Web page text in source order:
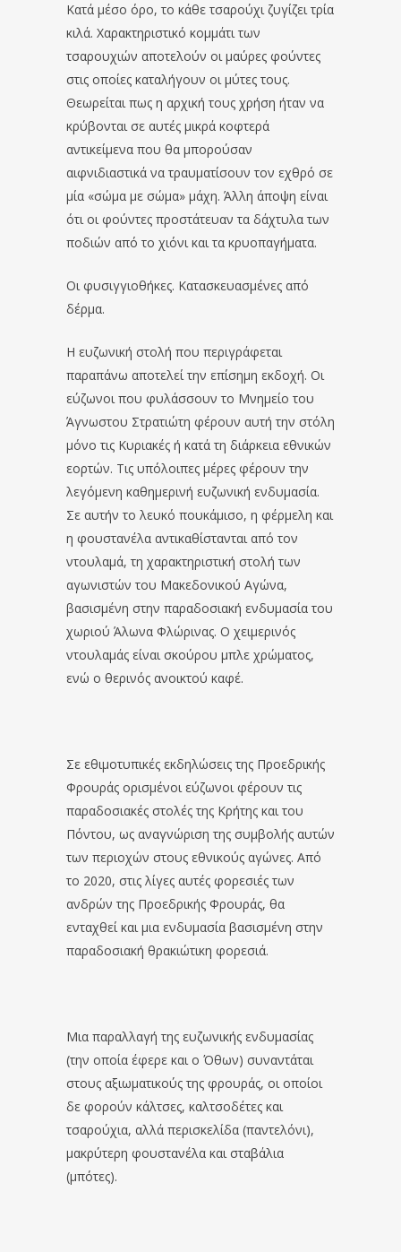
Κατά μέσο όρο, το κάθε τσαρούχι ζυγίζει τρία
κιλά. Χαρακτηριστικό κομμάτι των
τσαρουχιών αποτελούν οι μαύρες φούντες
στις οποίες καταλήγουν οι μύτες τους.
Θεωρείται πως η αρχική τους χρήση ήταν να
κρύβονται σε αυτές μικρά κοφτερά
αντικείμενα που θα μπορούσαν
αιφνιδιαστικά να τραυματίσουν τον εχθρό σε
μία «σώμα με σώμα» μάχη. Άλλη άποψη είναι
ότι οι φούντες προστάτευαν τα δάχτυλα των
ποδιών από το χιόνι και τα κρυοπαγήματα.
Οι φυσιγγιοθήκες. Κατασκευασμένες από
δέρμα.
Η ευζωνική στολή που περιγράφεται
παραπάνω αποτελεί την επίσημη εκδοχή. Οι
εύζωνοι που φυλάσσουν το Μνημείο του
Άγνωστου Στρατιώτη φέρουν αυτή την στόλη
μόνο τις Κυριακές ή κατά τη διάρκεια εθνικών
εορτών. Τις υπόλοιπες μέρες φέρουν την
λεγόμενη καθημερινή ευζωνική ενδυμασία.
Σε αυτήν το λευκό πουκάμισο, η φέρμελη και
η φουστανέλα αντικαθίστανται από τον
ντουλαμά, τη χαρακτηριστική στολή των
αγωνιστών του Μακεδονικού Αγώνα,
βασισμένη στην παραδοσιακή ενδυμασία του
χωριού Άλωνα Φλώρινας. Ο χειμερινός
ντουλαμάς είναι σκούρου μπλε χρώματος,
ενώ ο θερινός ανοικτού καφέ.
Σε εθιμοτυπικές εκδηλώσεις της Προεδρικής
Φρουράς ορισμένοι εύζωνοι φέρουν τις
παραδοσιακές στολές της Κρήτης και του
Πόντου, ως αναγνώριση της συμβολής αυτών
των περιοχών στους εθνικούς αγώνες. Από
το 2020, στις λίγες αυτές φορεσιές των
ανδρών της Προεδρικής Φρουράς, θα
ενταχθεί και μια ενδυμασία βασισμένη στην
παραδοσιακή θρακιώτικη φορεσιά.
Μια παραλλαγή της ευζωνικής ενδυμασίας
(την οποία έφερε και ο Όθων) συναντάται
στους αξιωματικούς της φρουράς, οι οποίοι
δε φορούν κάλτσες, καλτσοδέτες και
τσαρούχια, αλλά περισκελίδα (παντελόνι),
μακρύτερη φουστανέλα και σταβάλια
(μπότες).